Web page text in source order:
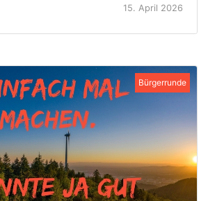
15. April 2026
Bürgerrunde